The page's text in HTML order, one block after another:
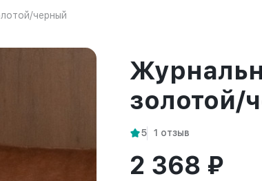
черный
золотой/
5 1 отзыв
2 368 ₽